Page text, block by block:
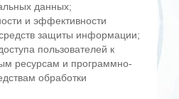
данных;
и эффективности
защиты информации;
пользователей к
ресурсам и программно-
обработки